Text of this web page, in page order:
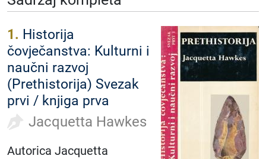
1. Historija
čovječanstva: Kulturni i
naučni razvoj
(Prethistorija) Svezak
prvi / knjiga prva
Jacquetta Hawkes
Autorica Jacquetta